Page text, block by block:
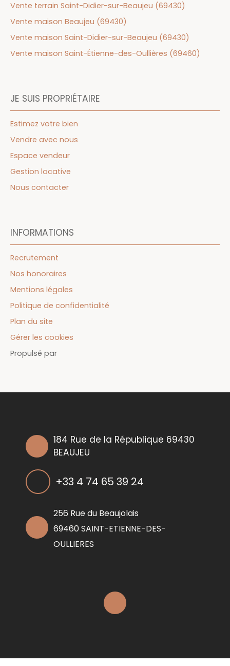
Vente terrain Saint-Didier-sur-Beaujeu (69430)
Vente maison Beaujeu (69430)
Vente maison Saint-Didier-sur-Beaujeu (69430)
Vente maison Saint-Étienne-des-Oullières (69460)
JE SUIS PROPRIÉTAIRE
Estimez votre bien
Vendre avec nous
Espace vendeur
Gestion locative
Nous contacter
INFORMATIONS
Recrutement
Nos honoraires
Mentions légales
Politique de confidentialité
Plan du site
Gérer les cookies
Propulsé par
184 Rue de la République 69430
BEAUJEU
+33 4 74 65 39 24
256 Rue du Beaujolais
69460 SAINT-ETIENNE-DES-
OULLIERES